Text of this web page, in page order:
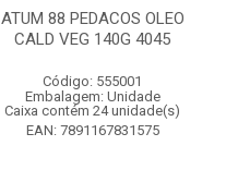
ATUM 88 PEDACOS OLEO
CALD VEG 140G 4045
Código: 555001
Embalagem: Unidade
Caixa contém 24 unidade(s)
EAN: 7891167831575